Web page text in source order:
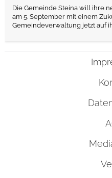
Die Gemeinde Steina will ihre
am 5. September mit einem
Gemeindeverwaltung jetzt auf